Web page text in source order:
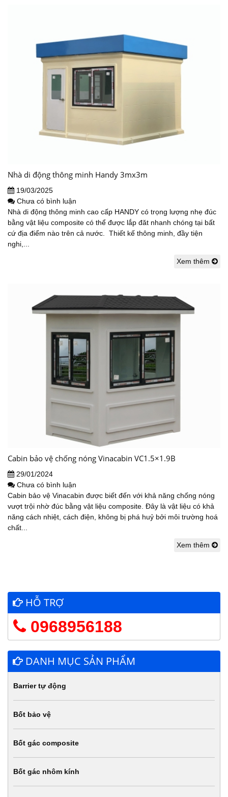
Nhà di động thông minh Handy 3mx3m
19/03/2025
Chưa có bình luận
Nhà di động thông minh cao cấp HANDY có trọng lượng nhẹ đúc
bằng vật liệu composite có thể được lắp đăt nhanh chóng tại bất
cứ địa điểm nào trên cả nước. Thiết kế thông minh, đầy tiện
nghi,...
Xem thêm
Cabin bảo vệ chống nóng Vinacabin VC1.5×1.9B
29/01/2024
Chưa có bình luận
Cabin bảo vệ Vinacabin được biết đến với khả năng chống nóng
vượt trội nhờ đúc bằng vật liệu composite. Đây là vật liệu có khả
năng cách nhiệt, cách điện, không bị phá huỷ bởi môi trường hoá
chất...
Xem thêm
HỖ TRỢ
0968956188
DANH MỤC SẢN PHẨM
Barrier tự động
Bốt bảo vệ
Bốt gác composite
Bốt gác nhôm kính